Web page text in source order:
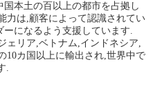
本土の百以上の都市を占拠し
力は,顧客によって認識されてい
になるよう支援しています.
ェリア,ベトナム,インドネシア,
10カ国以上に輸出され,世界中で
.